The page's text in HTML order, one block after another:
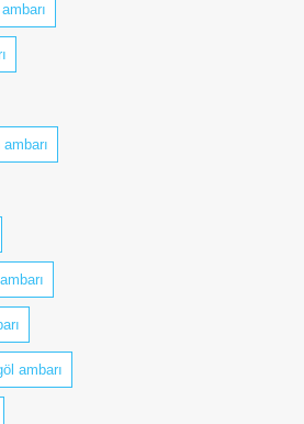
ambarı